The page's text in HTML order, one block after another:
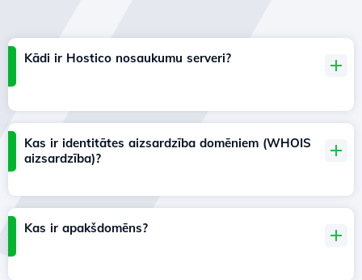
Kādi ir Hostico nosaukumu serveri?
Kas ir identitātes aizsardzība domēniem (WHOIS
aizsardzība)?
Kas ir apakšdomēns?